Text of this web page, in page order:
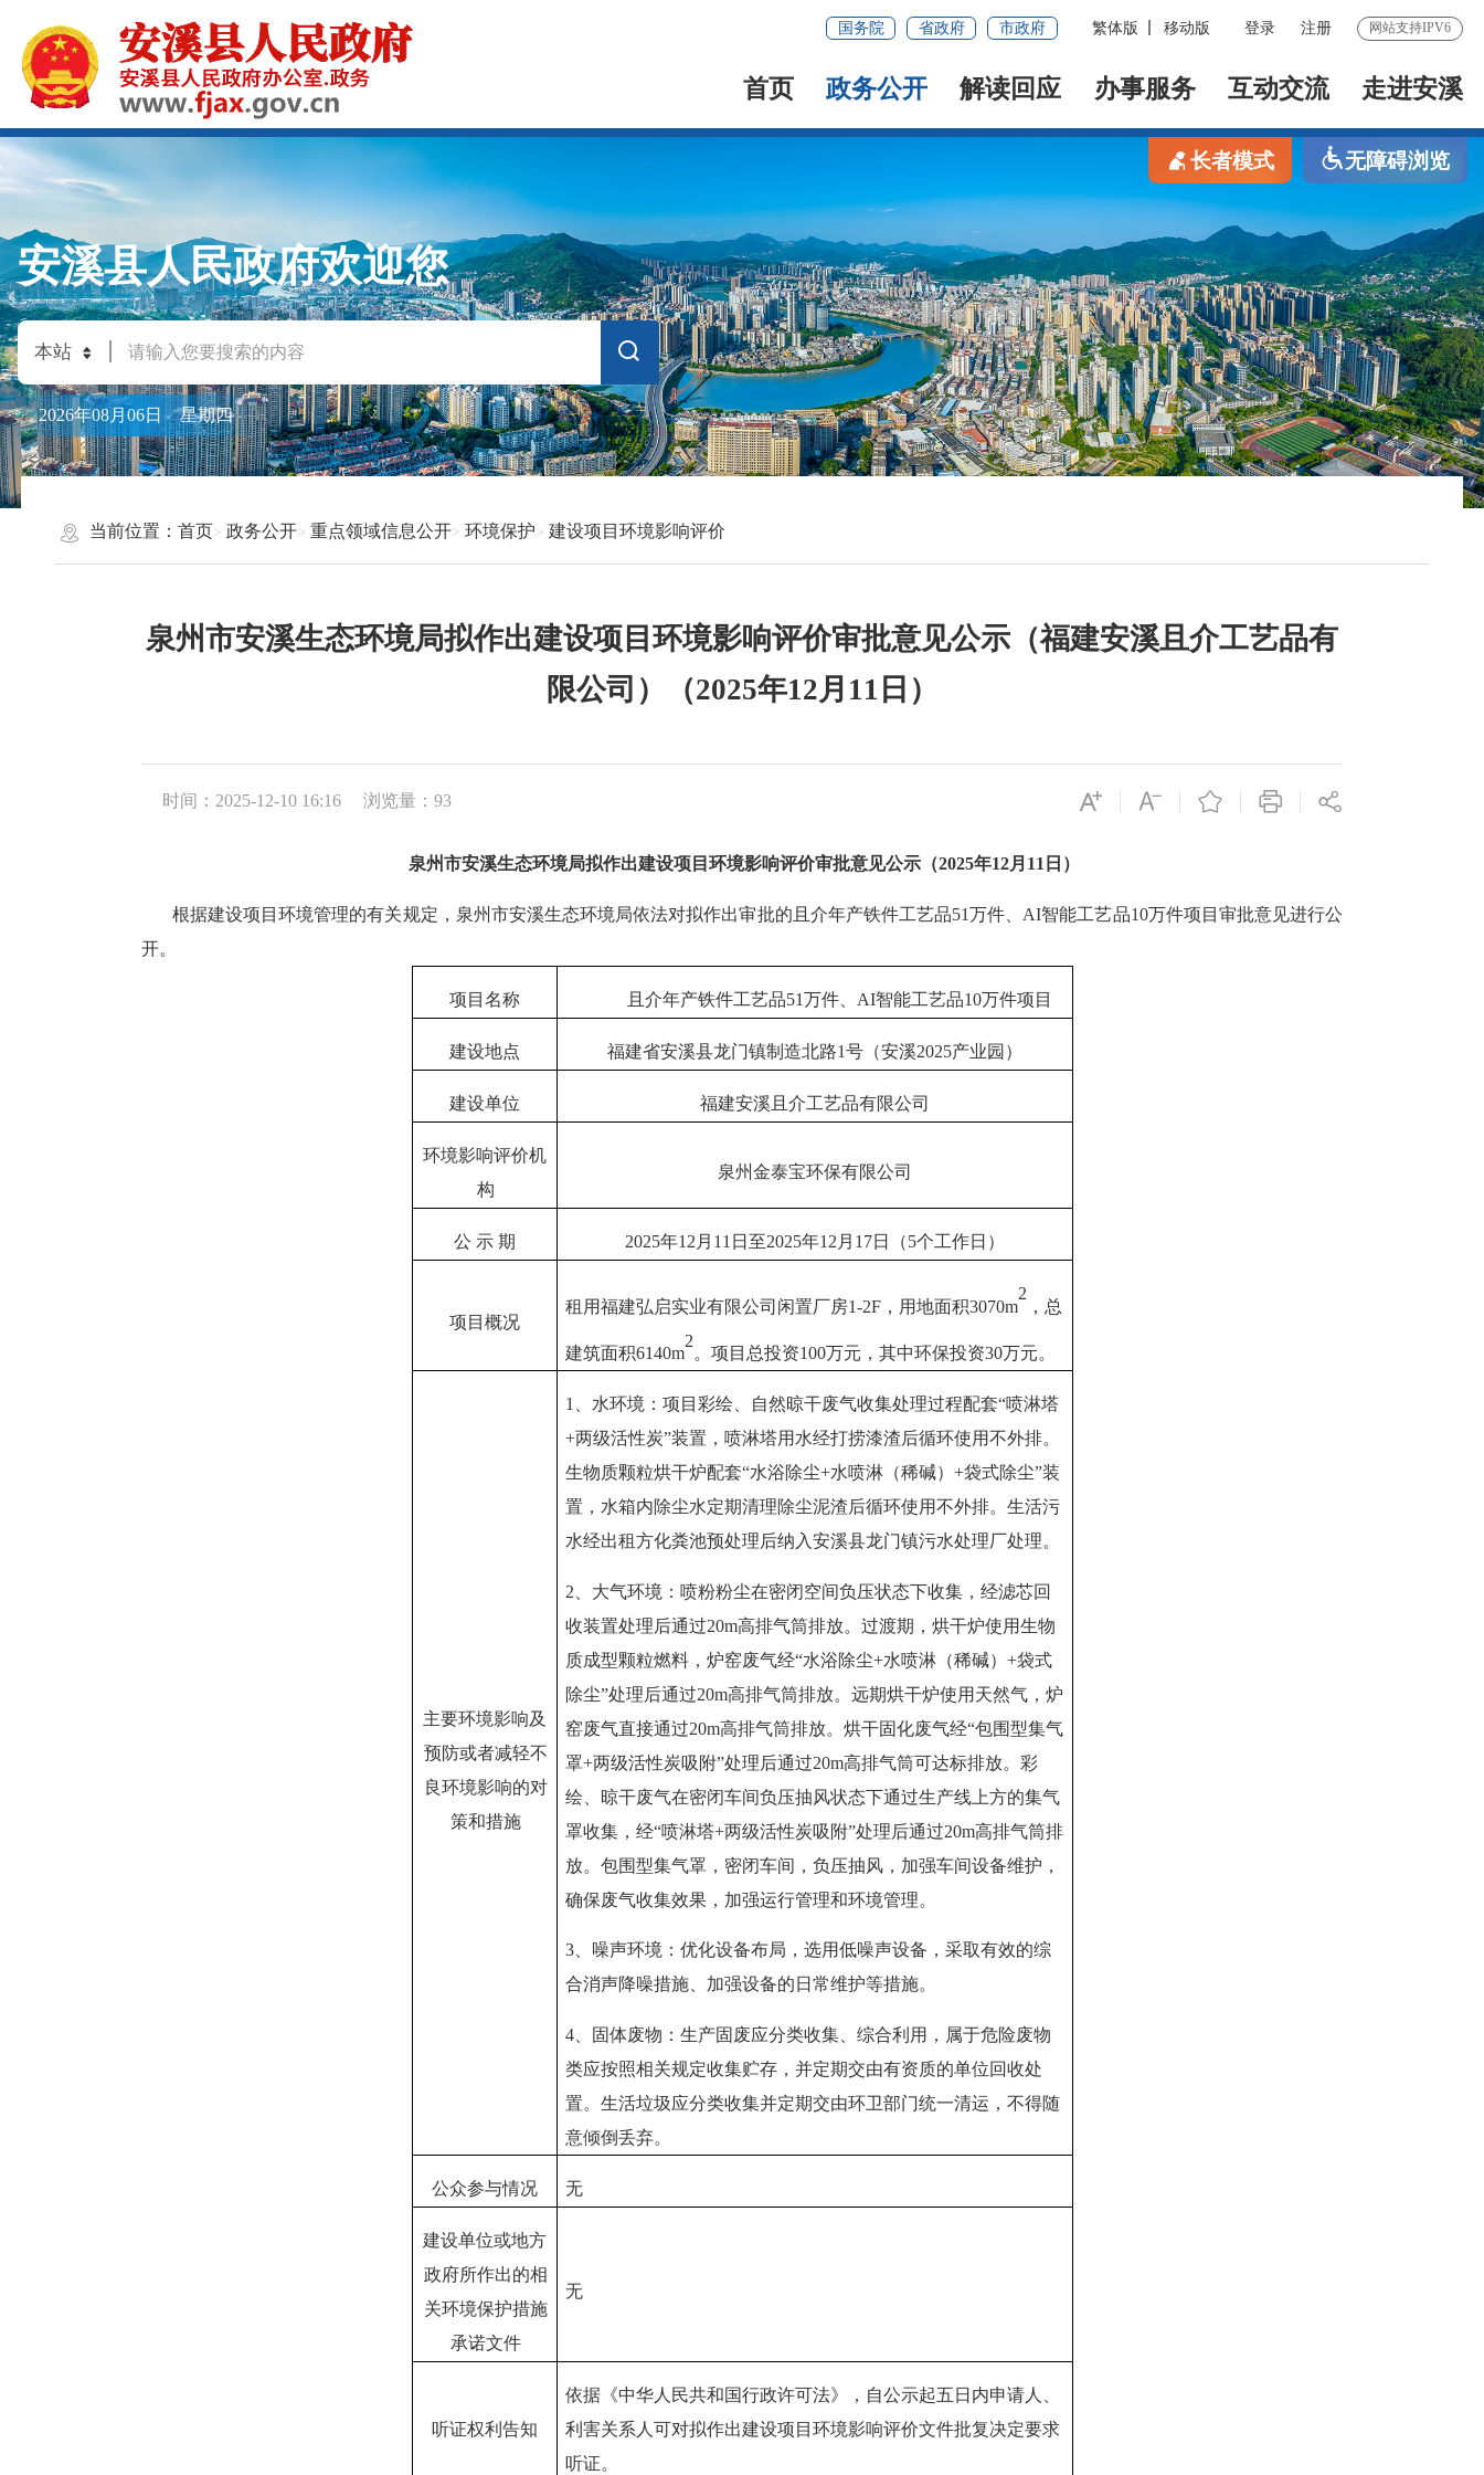
国务院 省政府 市政府 繁体版 移动版 登录 注册 网站支持IPV6
首页 政务公开 解读回应 办事服务 互动交流 走进安溪
长者模式 无障碍浏览
安溪县人民政府欢迎您
2026年08月06日 星期四
当前位置： 首页 政务公开 重点领域信息公开 环境保护 建设项目环境影响评价
泉州市安溪生态环境局拟作出建设项目环境影响评价审批意见公示（福建安溪且介工艺品有
限公司）（2025年12月11日）
时间：2025-12-10 16:16 浏览量： 93
泉州市安溪生态环境局拟作出建设项目环境影响评价审批意见公示（2025年12月 11 日）
根据建设项目环境管理的有关规定，泉州市安溪生态环境局依法对拟作出审批的 且介年产铁件工艺品51万件、AI智能工艺品10万件项目 审批意见进行公
开。
项目名称 且介年产铁件工艺品51万件、AI智能工艺品10万件项目
建设地点 福建省安溪县龙门镇制造北路1号（安溪2025产业园）
建设单位 福建安溪且介工艺品有限公司
环境影响评价机
构
泉州金泰宝环保有限公司
公 示 期 2025年12 月 11 日至2025年12 月 17日（5个工作日）
项目概况
租用福建弘启实业有限公司闲置厂房1-2F，用地面积3070m
2
，总
建筑面积6140m
2
。项 目总投资100万元，其中环保投资30万元。
主要环境影响及
预防或者减轻不
良环境影响的对
策和措施
1、水环境：项目彩绘、自然晾干废气收集处理过程配套“喷淋塔
+两级活性炭”装置，喷淋塔用水经打捞漆渣后循环使用不外排。
生物质颗粒烘干炉配套“水浴除尘+水喷淋（稀碱）+袋式除尘”装
置，水箱内除尘水定期清理除尘泥渣后循环使用不外排。生活污
水经出租方化粪池预处理后纳入安溪县龙门镇污水处理厂处理。
2 、大气环境：喷粉粉尘在密闭空间负压状态下收集，经滤芯回
收装置处理后通过20m高排气筒排放。过渡期，烘干炉使用生物
质成型颗粒燃料，炉窑废气经“水浴除尘+水喷淋（稀碱）+袋式
除尘”处理后通过20m高排气筒排放。远期烘干炉使用天然气，炉
窑废气直接通过20m高排气筒排放。烘干固化废气经“包围型集气
罩+两级活性炭吸附”处理后通过20m高排气筒可达标排放。彩
绘、晾干废气在密闭车间负压抽风状态下通过生产线上方的集气
罩收集，经“喷淋塔+两级活性炭吸附”处理后通过20m高排气筒排
放。包围型集气罩，密闭车间，负压抽风， 加强车间设备维护 ，
确保废气收集效果，加强运行管理和环境管理。
3、噪声环境：优化设备布局，选用低噪声设备，采取有效的综
合消声降噪措施、加强设备的日常维护等措施。
4、固体废物：生产固废应分类收集、综合利用，属于危险废物
类应按照相关规定收集贮存，并定期交由有资质的单位回收处
置。生活垃圾应分类收集并定期交由环卫部门统一清运，不得随
意倾倒丢弃。
公众参与情况 无
建设单位或地方
政府所作出的相
关环境保护措施
承诺文件
无
听证权利告知
依据《中华人民共和国行政许可法》，自公示起五日内申请人、
利害关系人可对拟作出建设项目环境影响评价文件批复决定要求
听证。